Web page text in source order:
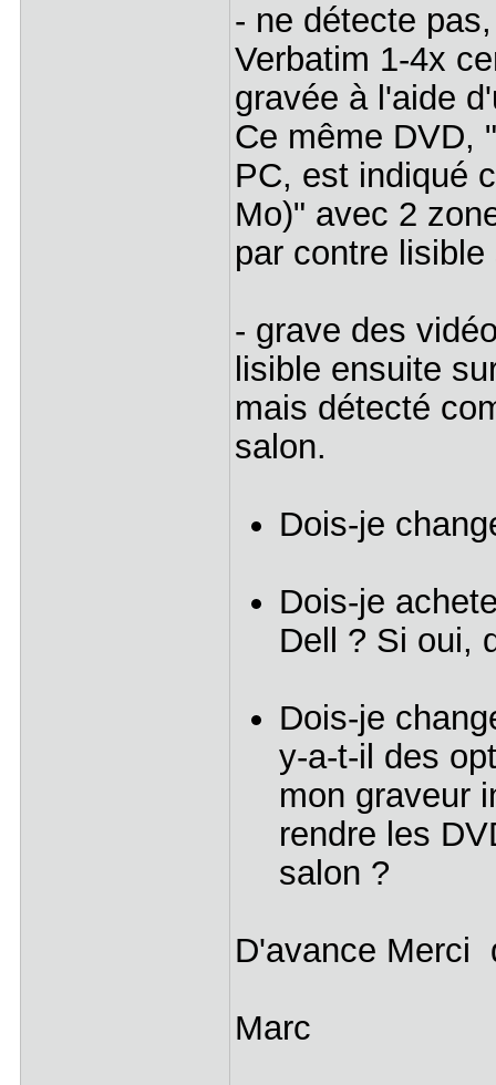
- ne détecte
Verbatim 1-4x
gravée à l'aide
Ce même DVD,
PC, est indiqué
Mo)" avec 2
par contre
- grave des
lisible ensuite
mais détecté
salon.
Dois-je
Dois-je
Dell ? Si oui,
Dois-je
y-a-t-il des
mon graveur
rendre les
salon ?
D'avance Merci
Marc